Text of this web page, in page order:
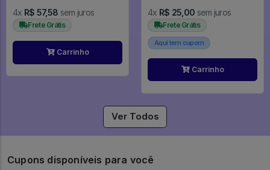
4x R$ 57,58 sem juros
Frete Grátis
Carrinho
4x R$ 25,00 sem juros
Frete Grátis
Aqui tem cupom
Carrinho
Ver Todos
Cupons disponíveis para você